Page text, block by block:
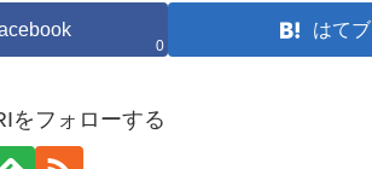
0
はてブ
をフォローする